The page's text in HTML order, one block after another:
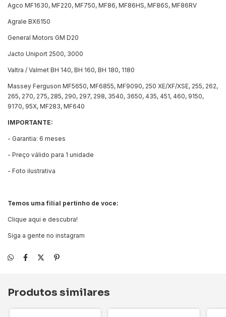
Agco MF1630, MF220, MF750, MF86, MF86HS, MF86S, MF86RV
Agrale BX6150
General Motors GM D20
Jacto Uniport 2500, 3000
Valtra / Valmet BH 140, BH 160, BH 180, 1180
Massey Ferguson MF5650, MF6855, MF9090, 250 XE/XF/XSE, 255, 262,
265, 270, 275, 285, 290, 297, 298, 3540, 3650, 435, 451, 460, 9150,
9170, 95X, MF283, MF640
IMPORTANTE:
- Garantia: 6 meses
- Preço válido para 1 unidade
- Foto ilustrativa
Temos uma filial pertinho de voce:
Clique aqui e descubra!
Siga a gente no instagram
Produtos similares